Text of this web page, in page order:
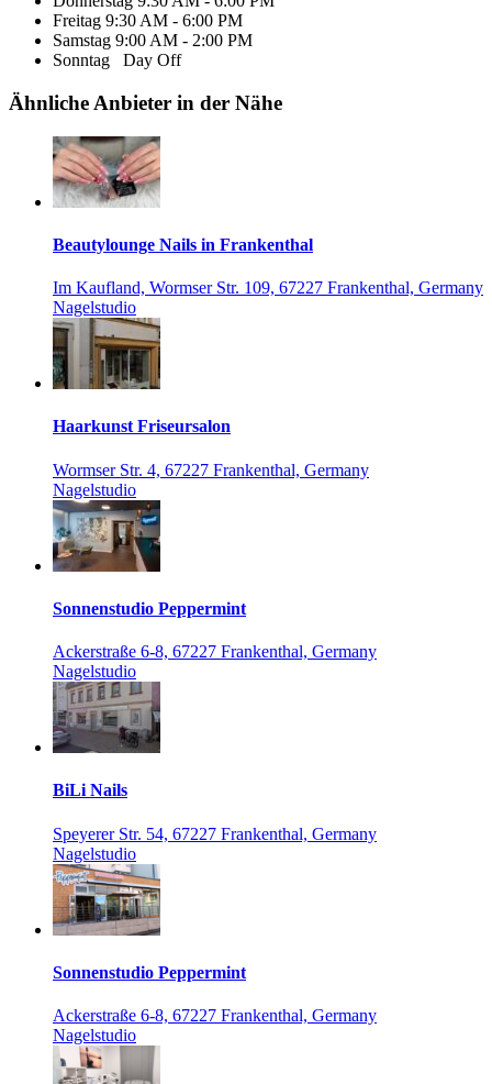
Freitag 9:30 AM - 6:00 PM
Samstag 9:00 AM - 2:00 PM
Sonntag Day Off
Ähnliche Anbieter in der Nähe
Beautylounge Nails in Frankenthal
Im Kaufland, Wormser Str. 109, 67227 Frankenthal, Germany
Nagelstudio
Haarkunst Friseursalon
Wormser Str. 4, 67227 Frankenthal, Germany
Nagelstudio
Sonnenstudio Peppermint
Ackerstraße 6-8, 67227 Frankenthal, Germany
Nagelstudio
BiLi Nails
Speyerer Str. 54, 67227 Frankenthal, Germany
Nagelstudio
Sonnenstudio Peppermint
Ackerstraße 6-8, 67227 Frankenthal, Germany
Nagelstudio